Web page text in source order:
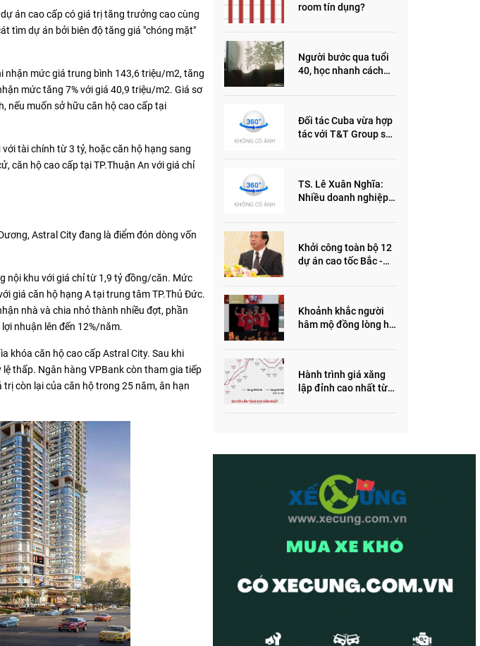
án cao cấp có giá trị tăng trưởng cao cùng
tìm dự án bởi biên độ tăng giá "chóng mặt"
nhận mức giá trung bình 143,6 triệu/m2, tăng
mức tăng 7% với giá 40,9 triệu/m2. Giá sơ
nếu muốn sở hữu căn hộ cao cấp tại
tài chính từ 3 tỷ, hoặc căn hộ hạng sang
căn hộ cao cấp tại TP.Thuận An với giá chỉ
Astral City đang là điểm đón dòng vốn
nội khu với giá chỉ từ 1,9 tỷ đồng/căn. Mức
giá căn hộ hạng A tại trung tâm TP.Thủ Đức.
nhà và chia nhỏ thành nhiều đợt, phần
nhuận lên đến 12%/năm.
khóa căn hộ cao cấp Astral City. Sau khi
thấp. Ngân hàng VPBank còn tham gia tiếp
còn lại của căn hộ trong 25 năm, ân hạn
room tín dụng?
Người bước qua tuổi
40, học nhanh cách
Đối tác Cuba vừa hợp
tác với T&T Group sản
TS. Lê Xuân Nghĩa:
Nhiều doanh nghiệp
Khởi công toàn bộ 12
dự án cao tốc Bắc -
Khoảnh khắc người
hâm mộ đồng lòng hô
Hành trình giá xăng
lập đỉnh cao nhất từ